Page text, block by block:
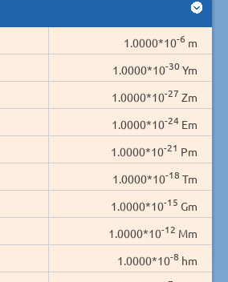
1.0000*10-6 m
1.0000*10-30 Ym
1.0000*10-27 Zm
1.0000*10-24 Em
1.0000*10-21 Pm
1.0000*10-18 Tm
1.0000*10-15 Gm
1.0000*10-12 Mm
1.0000*10-8 hm